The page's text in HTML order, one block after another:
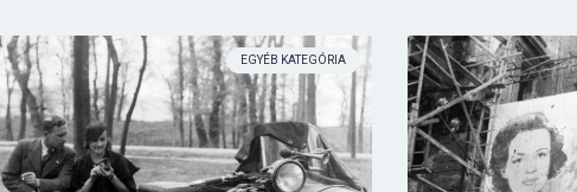
EGYÉB KATEGÓRIA